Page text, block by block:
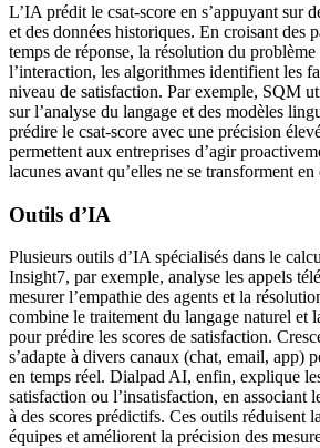
L’IA prédit le csat-score en s’appuyant sur
et des données historiques. En croisant des
temps de réponse, la résolution du
l’interaction, les algorithmes identifient les
niveau de satisfaction. Par exemple, SQM
sur l’analyse du langage et des modèles
prédire le csat-score avec une précision
permettent aux entreprises d’agir
lacunes avant qu’elles ne se transforment en
Outils d’IA
Plusieurs outils d’IA spécialisés dans le
Insight7, par exemple, analyse les appels
mesurer l’empathie des agents et la
combine le traitement du langage naturel et
pour prédire les scores de satisfaction.
s’adapte à divers canaux (chat, email, app)
en temps réel. Dialpad AI, enfin, explique
satisfaction ou l’insatisfaction, en associant
à des scores prédictifs. Ces outils réduisent
équipes et améliorent la précision des